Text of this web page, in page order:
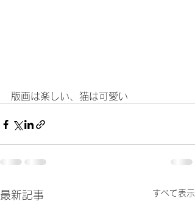
版画は楽しい、猫は可愛い
最新記事 すべて表示